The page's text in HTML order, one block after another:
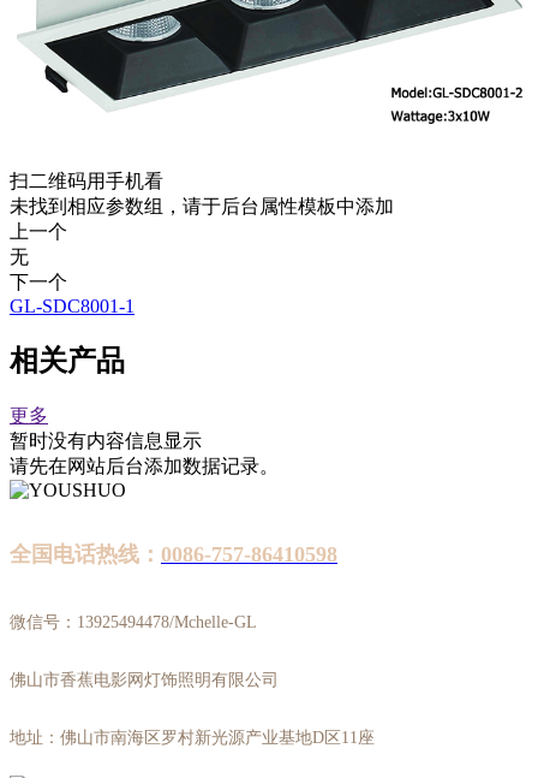
扫二维码用手机看
未找到相应参数组，请于后台属性模板中添加
上一个
无
下一个
GL-SDC8001-1
相关产品
更多
暂时没有内容信息显示
请先在网站后台添加数据记录。
全国电话热线： 0086-757-86410598
微信号：13925494478/Mchelle-GL
佛山市香蕉电影网灯饰照明有限公司
地址：佛山市南海区罗村新光源产业基地D区11座